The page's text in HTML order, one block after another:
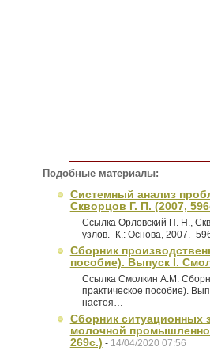
Подобные материалы:
Системный анализ
Скворцов Г. П. (2007,
Ссылка Орловский П. Н.,
узлов.- К.: Основа, 2007.-
Сборник
пособие). Выпуск I.
Ссылка Смолкин А.М.
практическое пособие).
настоя…
Сборник ситуационных
молочной
269с.) - 14/04/2020 07:56